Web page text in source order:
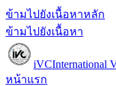
ข้ามไปยังเนื้อหาหลัก
ข้ามไปยังเนื้อหา
iVCInternational
หน้าแรก